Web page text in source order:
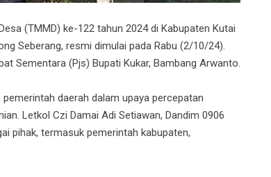
(TMMD) ke-122 tahun 2024 di Kabupaten Kutai
Seberang, resmi dimulai pada Rabu (2/10/24).
Sementara (Pjs) Bupati Kukar, Bambang Arwanto.
daerah dalam upaya percepatan
Letkol Czi Damai Adi Setiawan, Dandim 0906
pihak, termasuk pemerintah kabupaten,